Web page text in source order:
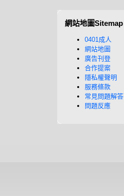
網站地圖Sitemap
0401成人
網站地圖
廣告刊登
合作提案
隱私權聲明
服務條款
常見問題解答
問題反應